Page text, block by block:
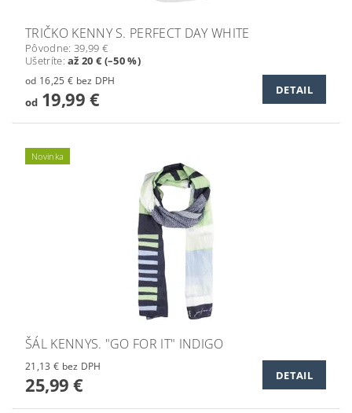
TRIČKO KENNY S. PERFECT DAY WHITE
Pôvodne: 39,99 €
Ušetríte:až 20 € (–50 %)
od 16,25 € bez DPH
od19,99 € DETAIL
Novinka
ŠÁL KENNYS. "GO FOR IT" INDIGO
21,13 € bez DPH
25,99 € DETAIL